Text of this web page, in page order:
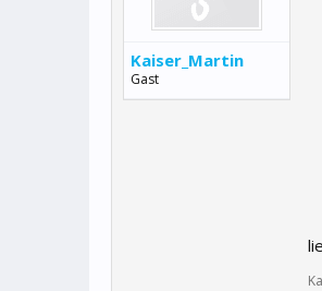
Kaiser_Martin
Gast